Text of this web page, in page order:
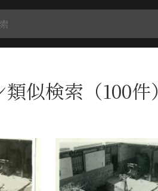
似検索（100件）